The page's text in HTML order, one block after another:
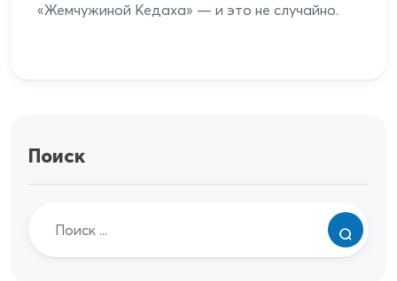
«Жемчужиной Кедаха» — и это не случайно.
Поиск